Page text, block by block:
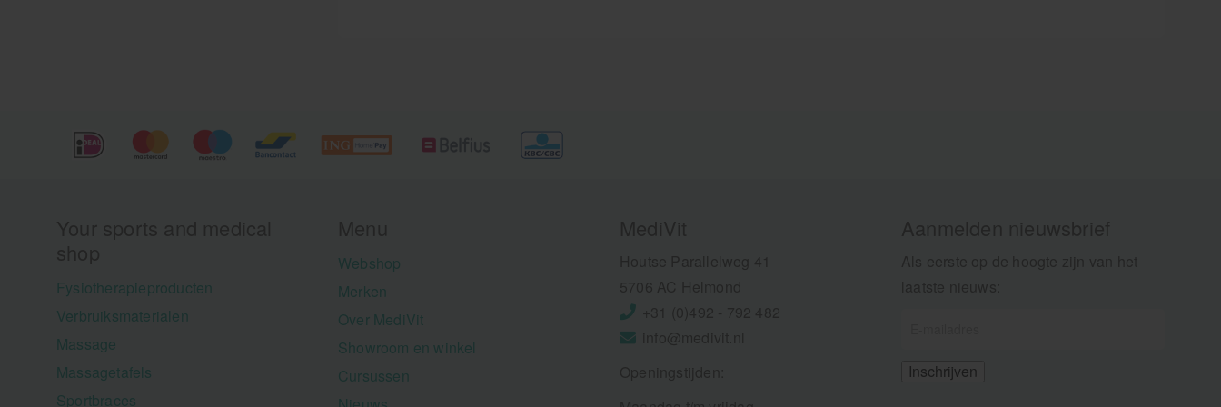
verminderen. Ze zijn
waterbestendig, hypoallergeen en
Fysiotherapieproducten
Verbruiksmaterialen
Massage
Massagetafels
Sportbraces
Webshop
Merken
Over MediVit
Showroom en winkel
Cursussen